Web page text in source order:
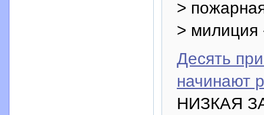
>
> милиция
Десять
начинают
НИЗКАЯ